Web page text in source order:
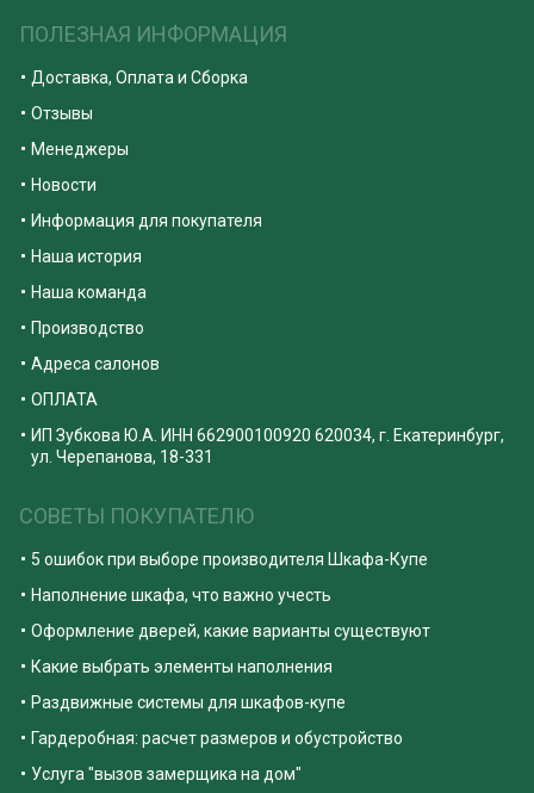
ПОЛЕЗНАЯ ИНФОРМАЦИЯ
Доставка, Оплата и Сборка
Отзывы
Менеджеры
Новости
Информация для покупателя
Наша история
Наша команда
Производство
Адреса салонов
ОПЛАТА
ИП Зубкова Ю.А. ИНН 662900100920 620034, г. Екатеринбург,
ул. Черепанова, 18-331
СОВЕТЫ ПОКУПАТЕЛЮ
5 ошибок при выборе производителя Шкафа-Купе
Наполнение шкафа, что важно учесть
Оформление дверей, какие варианты существуют
Какие выбрать элементы наполнения
Раздвижные системы для шкафов-купе
Гардеробная: расчет размеров и обустройство
Услуга "вызов замерщика на дом"